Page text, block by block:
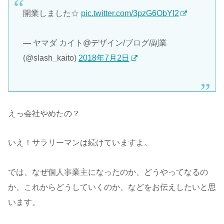
開業しました☆ pic.twitter.com/3pzG6ObYl2
— ヤマダ カイト@デザイン/ブログ/副業
(@slash_kaito) 2018年7月2日
えっ会社やめたの？
いえ！サラリーマンは続けていますよ。
では、なぜ個人事業主になったのか、どうやってなるの
か、これからどうしていくのか、などをお伝えしたいと思
います。